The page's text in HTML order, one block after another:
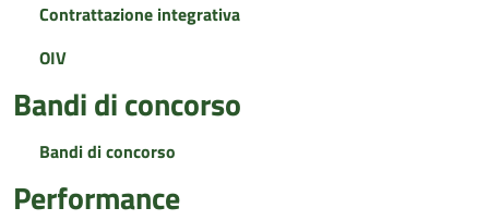
Contrattazione integrativa
OIV
Bandi di concorso
Bandi di concorso
Performance